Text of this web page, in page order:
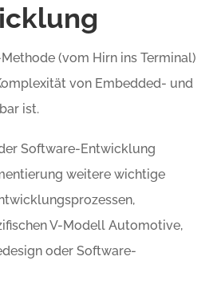
(vom Hirn ins Terminal)
von Embedded- und
ist.
Software-Entwicklung
weitere wichtige
V-Modell Automotive,
oder Software-